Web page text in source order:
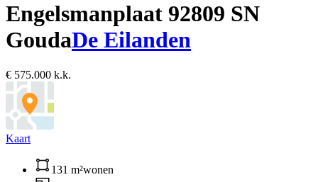
Engelsmanplaat 92809 SN
GoudaDe Eilanden
€ 575.000 k.k.
Kaart
131 m²wonen